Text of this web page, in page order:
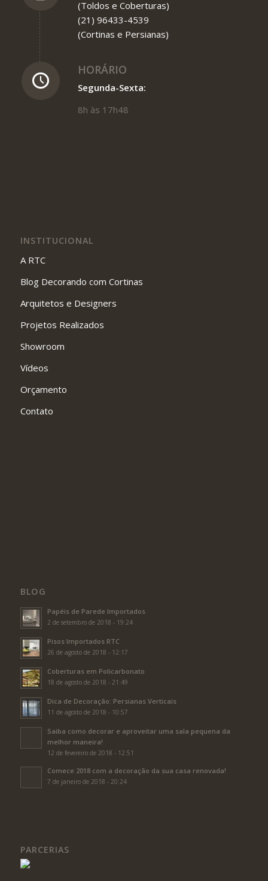
(Toldos e Coberturas)
(21) 96433-4539
(Cortinas e Persianas)
HORÁRIO
Segunda-Sexta:
8h às 17h48
INSTITUCIONAL
A RTC
Blog Decorando com Cortinas
Arquitetos e Designers
Projetos Realizados
Showroom
Vídeos
Orçamento
Contato
BLOG
Papéis de Parede Importados
2 de setembro de 2018 - 19:24
Pisos Importados RTC
26 de agosto de 2018 - 12:17
Coberturas em Policarbonato
18 de agosto de 2018 - 21:49
Dica de Decoração: Persianas Verticais
11 de agosto de 2018 - 10:57
Saiba como decorar e aproveitar uma sala pequena da
melhor maneira!
12 de fevereiro de 2018 - 12:51
Comece 2018 com a decoração da sua casa renovada!
7 de janeiro de 2018 - 20:24
PARCERIAS